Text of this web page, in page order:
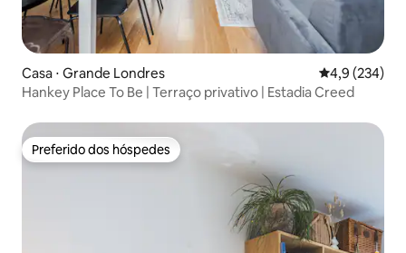
Casa ⋅ Grande Londres 4,9 de uma
4,9 (234)
Hankey Place To Be | Terraço privativo | Estadia Creed
Preferido dos hóspedes
Preferido dos hóspedes